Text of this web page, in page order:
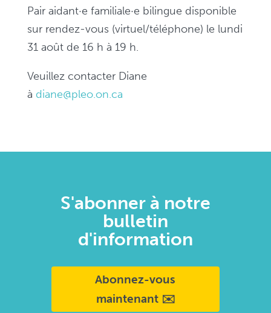
Pair aidant·e familiale·e bilingue disponible
sur rendez-vous (virtuel/téléphone) le lundi
31 août de 16 h à 19 h.
Veuillez contacter Diane
à diane@pleo.on.ca
S'abonner à notre
bulletin
d'information
Abonnez-vous
maintenant ✉️